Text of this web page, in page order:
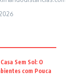
Sem Sol: O
com Pouca